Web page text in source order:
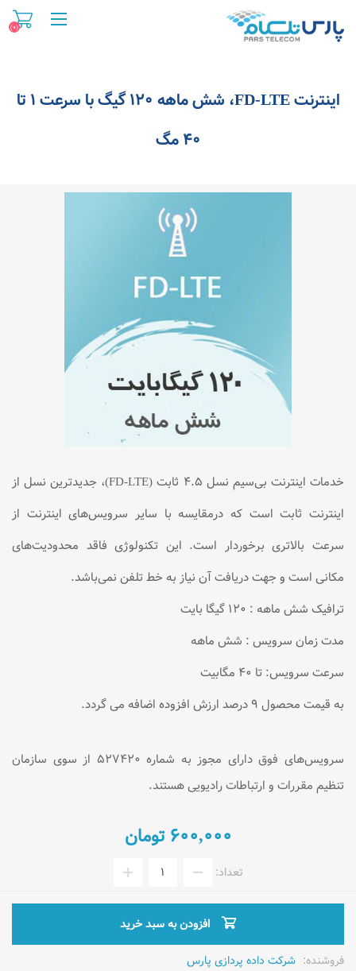
(۰)
اینترنت FD-LTE، شش ماهه ۱۲۰ گیگ با سرعت ۱ تا
۴۰ مگ
خدمات اینترنت بی‌سیم نسل ۴.۵ ثابت (FD-LTE)، جدیدترین نسل از
اینترنت ثابت است که درمقایسه با سایر سرویس‌های اینترنت از
سرعت بالاتری برخوردار است. این تکنولوژی فاقد محدودیت‌های
مکانی است و جهت دریافت آن نیاز به خط تلفن نمی‌باشد.
ترافیک شش ماهه : ۱۲۰ گیگا بایت
مدت زمان سرویس : شش ماهه
سرعت سرویس: تا ۴۰ مگابیت
به قیمت محصول ۹ درصد ارزش افزوده اضافه می گردد.
سرویس‌های فوق دارای مجوز به شماره ۵۲۷۴۲۰ از سوی سازمان
تنظیم مقررات و ارتباطات رادیویی هستند.
۶۰۰,۰۰۰ تومان
تعداد:
افزودن به سبد خرید
فروشنده: شرکت داده پردازی پارس